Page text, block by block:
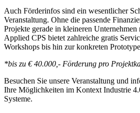
Auch Förderinfos sind ein wesentlicher
Veranstaltung. Ohne die passende
Projekte gerade in kleineren
Applied CPS bietet zahlreiche gratis
Workshops bis hin zur konkreten
*bis zu € 40.000,- Förderung pro
Besuchen Sie unsere Veranstaltung und
Ihre Möglichkeiten im Kontext Industrie
Systeme.